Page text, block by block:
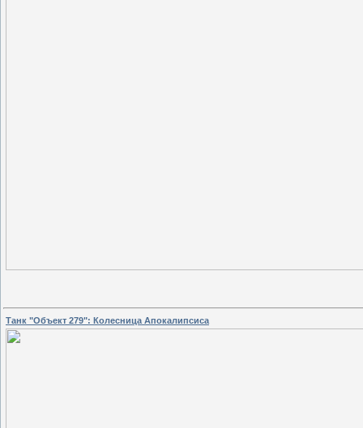
Танк "Объект 279": Колесница Апокалипсиса